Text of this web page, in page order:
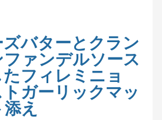
バターとクラン
ァンデルソース
フィレミニョ
ガーリックマッ
え